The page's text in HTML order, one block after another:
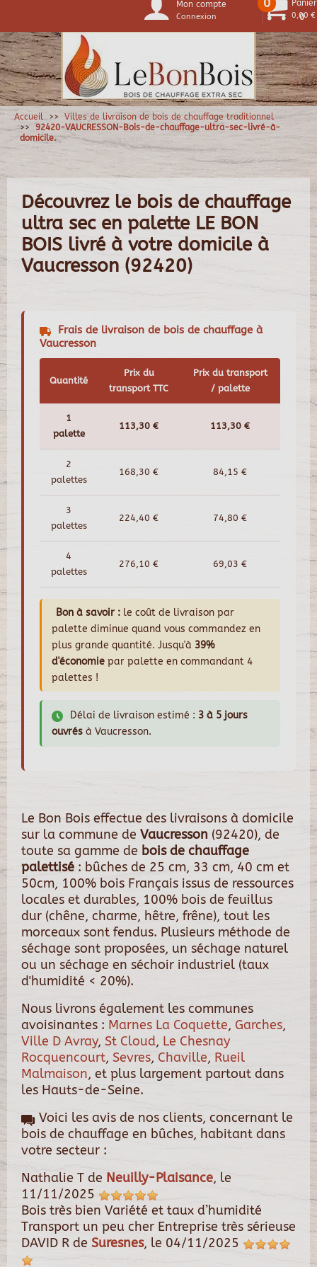
0
Mon compte
Connexion
0 Panier
0,00 €
Accueil
Villes de livraison de bois de chauffage traditionnel
92420-VAUCRESSON-Bois-de-chauffage-ultra-sec-livré-à-
domicile.
Découvrez le bois de chauffage
ultra sec en palette LE BON
BOIS livré à votre domicile à
Vaucresson (92420)
Frais de livraison de bois de chauffage à
Vaucresson
Quantité
Prix du
transport TTC
Prix du transport
/ palette
1
palette
113,30 € 113,30 €
2
palettes
168,30 € 84,15 €
3
palettes
224,40 € 74,80 €
4
palettes
276,10 € 69,03 €
Bon à savoir : le coût de livraison par
palette diminue quand vous commandez en
plus grande quantité. Jusqu'à 39%
d'économie par palette en commandant 4
palettes !
Délai de livraison estimé : 3 à 5 jours
ouvrés à Vaucresson.
Le Bon Bois effectue des livraisons à domicile
sur la commune de Vaucresson (92420), de
toute sa gamme de bois de chauffage
palettisé : bûches de 25 cm, 33 cm, 40 cm et
50cm, 100% bois Français issus de ressources
locales et durables, 100% bois de feuillus
dur (chêne, charme, hêtre, frêne), tout les
morceaux sont fendus. Plusieurs méthode de
séchage sont proposées, un séchage naturel
ou un séchage en séchoir industriel (taux
d'humidité < 20%).
Nous livrons également les communes
avoisinantes : Marnes La Coquette, Garches,
Ville D Avray, St Cloud, Le Chesnay
Rocquencourt, Sevres, Chaville, Rueil
Malmaison, et plus largement partout dans
les Hauts-de-Seine.
Voici les avis de nos clients, concernant le
bois de chauffage en bûches, habitant dans
votre secteur :
Nathalie T de Neuilly-Plaisance, le
11/11/2025
Bois très bien Variété et taux d’humidité
Transport un peu cher Entreprise très sérieuse
DAVID R de Suresnes, le 04/11/2025